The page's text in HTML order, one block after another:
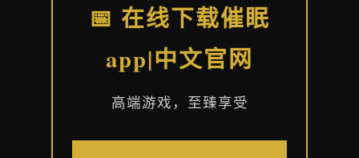
📅 在线下载催眠
app|中文官网
高端游戏，至臻享受